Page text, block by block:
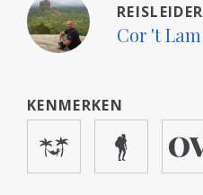
REISLEIDER
Cor 't Lam
KENMERKEN